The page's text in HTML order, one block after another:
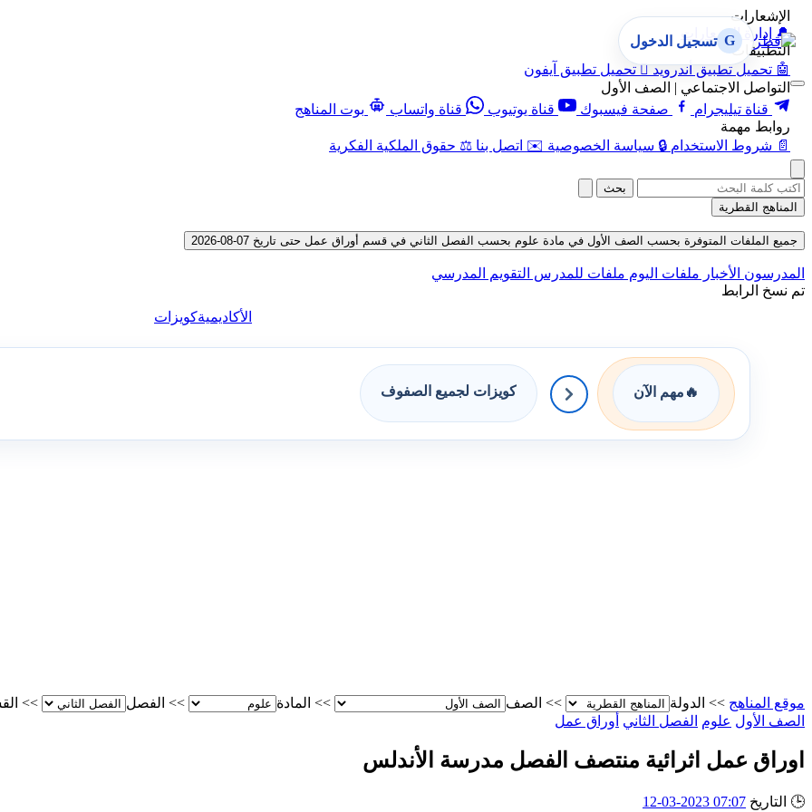
الإشعارات
🔔 إدارة الإشعارات
التطبيقات
🤖 تحميل تطبيق أندرويد  تحميل تطبيق آيفون
التواصل الاجتماعي | الصف الأول
قناة تيليجرام
صفحة فيسبوك قناة يوتيوب قناة واتساب
بوت المناهج
روابط مهمة
📄 شروط الاستخدام 🔒 سياسة الخصوصية ✉️ اتصل بنا ⚖️ حقوق الملكية الفكرية
G تسجيل الدخول
بحث
المناهج القطرية
جميع الملفات المتوفرة بحسب الصف الأول في مادة علوم بحسب الفصل الثاني في قسم أوراق عمل حتى تاريخ 07-08-2026
المدرسون الأخبار ملفات اليوم ملفات للمدرس التقويم المدرسي
تم نسخ الرابط
الأكاديميةكويزات
🔥 مهم الآن كويزات لجميع الصفوف
موقع المناهج >> الدولة >> الصف >> المادة >> الفصل >>
الصف الأول علوم الفصل الثاني أوراق عمل
اوراق عمل اثرائية منتصف الفصل مدرسة الأندلس
🕒 التاريخ 07:07 2023-03-12